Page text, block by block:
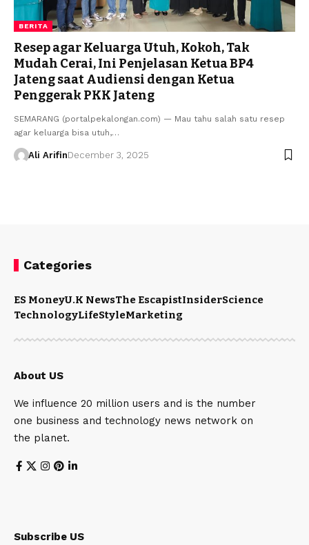
BERITA
Resep agar Keluarga Utuh, Kokoh, Tak
Mudah Cerai, Ini Penjelasan Ketua BP4
Jateng saat Audiensi dengan Ketua
Penggerak PKK Jateng
SEMARANG (portalpekalongan.com) — Mau tahu salah satu resep
agar keluarga bisa utuh,…
Ali ArifinDecember 3, 2025
Categories
ES MoneyU.K NewsThe EscapistInsiderScience
TechnologyLifeStyleMarketing
About US
We influence 20 million users and is the number
one business and technology news network on
the planet.
Subscribe US